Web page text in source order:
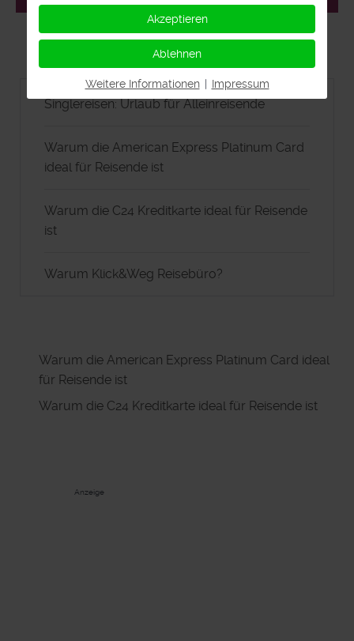
Singlereisen: Urlaub für Alleinreisende
Warum die American Express Platinum Card
ideal für Reisende ist
Warum die C24 Kreditkarte ideal für Reisende
ist
Warum Klick&Weg Reisebüro?
Warum die American Express Platinum Card ideal
für Reisende ist
Warum die C24 Kreditkarte ideal für Reisende ist
Anzeige
Akzeptieren
Ablehnen
Weitere Informationen | Impressum